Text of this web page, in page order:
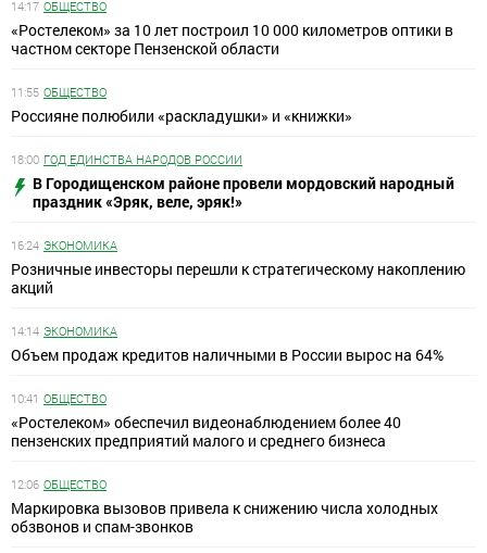
14:17 ОБЩЕСТВО
«Ростелеком» за 10 лет построил 10 000 километров оптики в
частном секторе Пензенской области
11:55 ОБЩЕСТВО
Россияне полюбили «раскладушки» и «книжки»
18:00 ГОД ЕДИНСТВА НАРОДОВ РОССИИ
В Городищенском районе провели мордовский народный
праздник «Эряк, веле, эряк!»
16:24 ЭКОНОМИКА
Розничные инвесторы перешли к стратегическому накоплению
акций
14:14 ЭКОНОМИКА
Объем продаж кредитов наличными в России вырос на 64%
10:41 ОБЩЕСТВО
«Ростелеком» обеспечил видеонаблюдением более 40
пензенских предприятий малого и среднего бизнеса
12:06 ОБЩЕСТВО
Маркировка вызовов привела к снижению числа холодных
обзвонов и спам-звонков